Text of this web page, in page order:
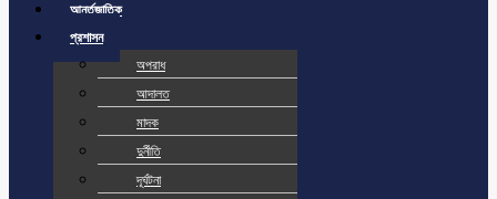
আর্ন্তজাতিক
প্রশাসন
অপরাধ
আদালত
মাদক
দুর্নীতি
দূর্ঘটনা